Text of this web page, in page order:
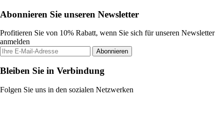
Abonnieren Sie unseren Newsletter
Profitieren Sie von 10% Rabatt, wenn Sie sich für unseren Newsletter
anmelden
Abonnieren
Bleiben Sie in Verbindung
Folgen Sie uns in den sozialen Netzwerken